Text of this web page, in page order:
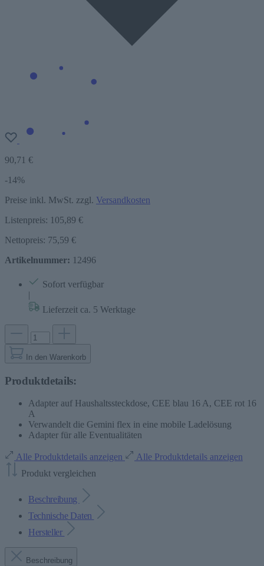
90,71 €
-14%
Preise inkl. MwSt. zzgl. Versandkosten
Listenpreis: 105,89 €
Nettopreis: 75,59 €
Artikelnummer: 12496
Sofort verfügbar
|
Lieferzeit ca. 5 Werktage
In den Warenkorb
Produktdetails:
Adapter auf Haushaltssteckdose, CEE blau 16 A, CEE rot 16
A
Verwandelt die Gemini flex in eine mobile Ladelösung
Adapter für alle Eventualitäten
Alle Produktdetails anzeigen
Alle Produktdetails anzeigen
Produkt vergleichen
Beschreibung
Technische Daten
Hersteller
Beschreibung